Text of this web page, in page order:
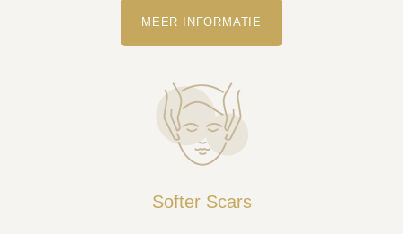
MEER INFORMATIE
Softer Scars